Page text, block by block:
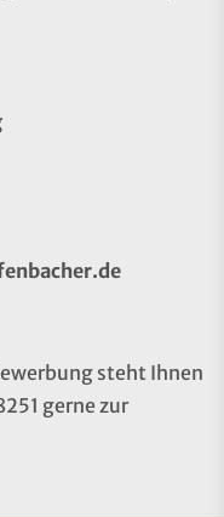
steht Ihnen
gerne zur